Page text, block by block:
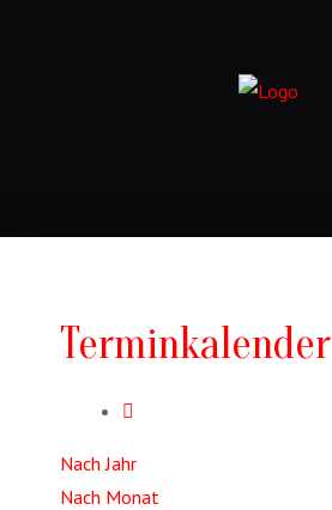
Terminkalender
Nach Jahr
Nach Monat